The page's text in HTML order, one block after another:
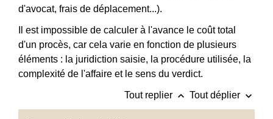
d'avocat, frais de déplacement...).
Il est impossible de calculer à l'avance le coût total
d'un procès, car cela varie en fonction de plusieurs
éléments : la juridiction saisie, la procédure utilisée, la
complexité de l'affaire et le sens du verdict.
Tout replier keyboard_arrow_up Tout déplier keyboard_arrow_down